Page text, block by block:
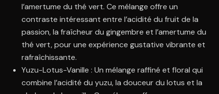
l’amertume du thé vert. Ce mélange offre un
contraste intéressant entre l’acidité du fruit de la
passion, la fraîcheur du gingembre et l’amertume du
thé vert, pour une expérience gustative vibrante et
rafraîchissante.
Yuzu-Lotus-Vanille : Un mélange raffiné et floral qui
combine l’acidité du yuzu, la douceur du lotus et la